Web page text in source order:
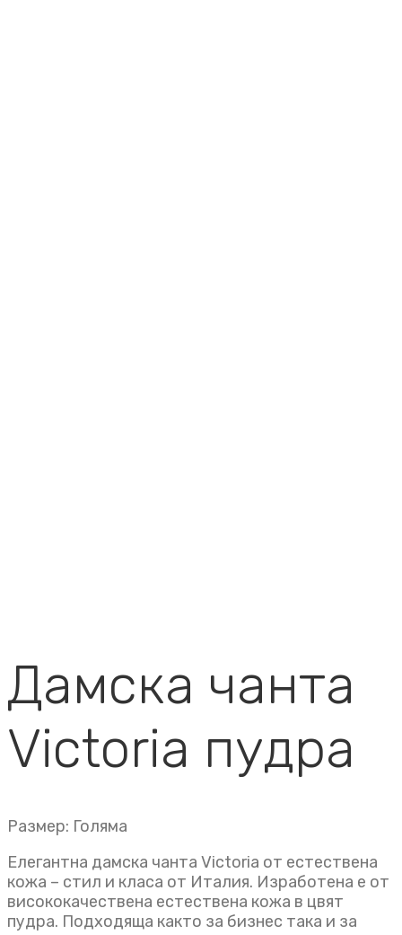
Дамска чанта
Victoria пудра
Размер: Голяма
Елегантна дамска чанта Victoria от естествена
кожа – стил и класа от Италия. Изработена е от
висококачествена естествена кожа в цвят
пудра. Подходяща както за бизнес така и за